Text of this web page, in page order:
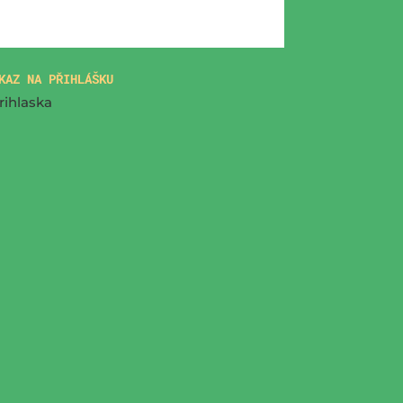
NA PŘIHLÁŠKU